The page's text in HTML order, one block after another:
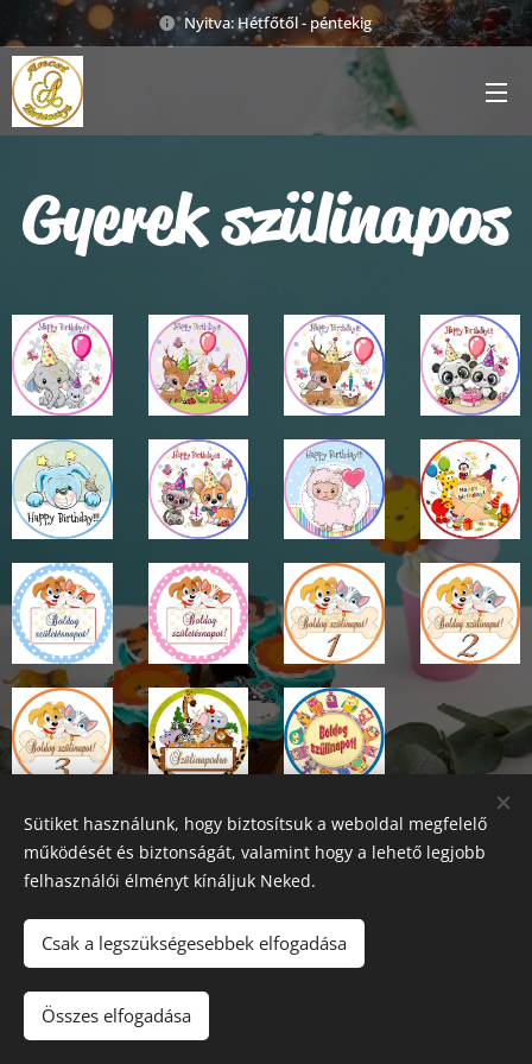
Nyitva: Hétfőtől - péntekig
Gyerek szülinapos
Tel.:+36309476005
Barna Nándor ev
3564 Hernádnémeti, Alkotmány utca 4.
Sütiket használunk, hogy biztosítsuk a weboldal megfelelő
működését és biztonságát, valamint hogy a lehető legjobb
felhasználói élményt kínáljuk Neked.
Csak a legszükségesebbek elfogadása
Összes elfogadása